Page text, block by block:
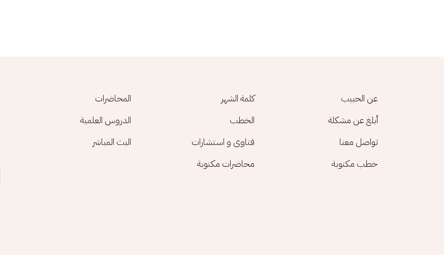
Footer menu
عن الحبيب كلمة الشهر
المحاضرات
أبلغ عن مشكلة
الخطب
الدروس العلمية
تواصل معنا
فتاوى و استشارات
البث المباشر
خطب مكتوبة
محاضرات مكتوبة